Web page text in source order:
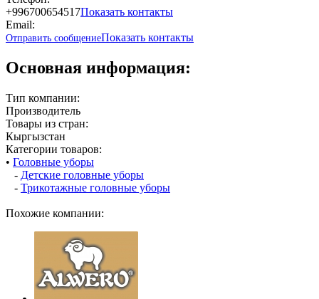
+996700654517Показать контакты
Email:
Отправить сообщениеПоказать контакты
Основная информация:
Тип компании:
Производитель
Товары из стран:
Кыргызстан
Категории товаров:
• Головные уборы
- Детские головные уборы
- Трикотажные головные уборы
Похожие компании: